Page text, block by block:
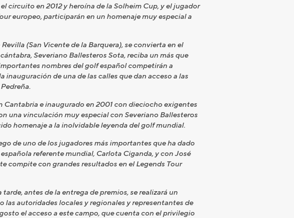
circuito en 2012 y heroína de la Solheim Cup, y el jugador
europeo, participarán en un homenaje muy especial a
(San Vicente de la Barquera), se convierta en el
Severiano Ballesteros Sota, reciba un más que
nombres del golf español competirán a
inauguración de una de las calles que dan acceso a las
Cantabria e inaugurado en 2001 con dieciocho exigentes
una vinculación muy especial con Severiano Ballesteros
homenaje a la inolvidable leyenda del golf mundial.
de uno de los jugadores más importantes que ha dado
referente mundial, Carlota Ciganda, y con José
compite con grandes resultados en el Legends Tour
antes de la entrega de premios, se realizará un
autoridades locales y regionales y representantes de
el acceso a este campo, que cuenta con el privilegio